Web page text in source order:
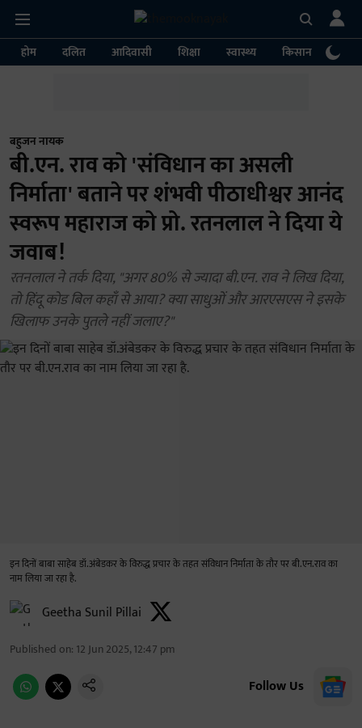
होम दलित आदिवासी शिक्षा स्वास्थ्य किसान
बहुजन नायक
बी.एन. राव को 'संविधान का असली
निर्माता' बताने पर शंभवी पीठाधीश्वर आनंद
स्वरूप महाराज को प्रो. रतनलाल ने दिया ये
जवाब!
रतनलाल ने तर्क दिया, "अगर 80% से ज्यादा बी.एन. राव ने लिख दिया,
तो हिंदू कोड बिल कहाँ से आया? क्या साधुओं और आरएसएस ने इसके
खिलाफ उनके पुतले नहीं जलाए?"
इन दिनों बाबा साहेब डॉ.अंबेडकर के विरुद्ध प्रचार के तहत संविधान निर्माता के तौर पर बी.एन.राव का
नाम लिया जा रहा है.
Geetha Sunil Pillai
Published on: 12 Jun 2025, 12:47 pm
Follow Us